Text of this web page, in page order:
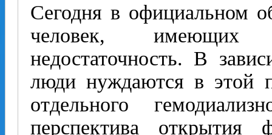
Сегодня в официальном
человек, имеющих
недостаточность. В
люди нуждаются в этой
отдельного
перспектива